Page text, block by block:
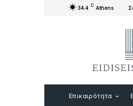
34.4 C Athens
Επικαιρότητα